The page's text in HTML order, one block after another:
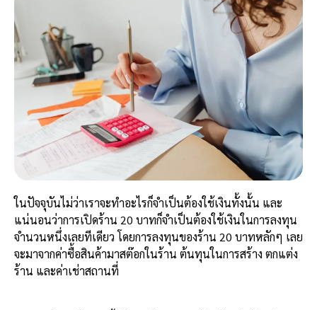
ในปัจจุบันไม่ว่าเราจะทำอะไรก็จำเป็นต้องใช้เงินทั้งนั้น และ
แน่นอนว่าการเปิดร้าน 20 บาทก็จำเป็นต้องใช้เงินในการลงทุน
จำนวนหนึ่งเลยทีเดียว โดยการลงทุนของร้าน 20 บาทหลักๆ เลย
จะมาจากค่าซื้อสินค้ามาสต๊อกในร้าน ต้นทุนในการสร้าง ตกแต่ง
ร้าน และค่าเช่าสถานที่